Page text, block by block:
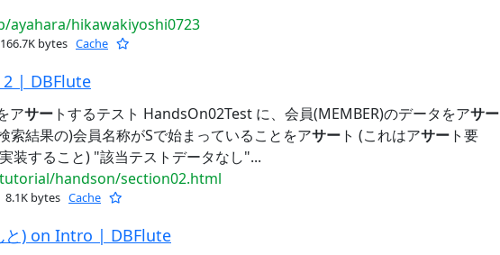
ayahara/hikawakiyoshi0723
166.7K bytes Cache
2 | DBFlute
アサー トするテスト HandsOn02Test に、会員(MEMBER)のデータをアサー
索結果の)会員名称がSで始まっていることをアサー ト (これはアサー ト要
装すること) "該当テストデータなし"...
handson/section02.html
8.1K bytes Cache
と) on Intro | DBFlute